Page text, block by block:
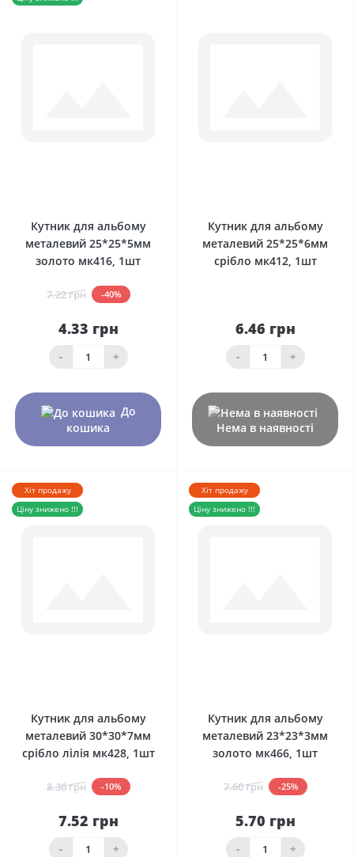
Кутник для альбому
металевий 25*25*5мм
золото мк416, 1шт
7.22 грн -40%
4.33 грн
- +
До
кошика
Кутник для альбому
металевий 25*25*6мм
срібло мк412, 1шт
6.46 грн
- +
Нема в наявності
Хіт продажу
Ціну знижено !!!
Кутник для альбому
металевий 30*30*7мм
срібло лілія мк428, 1шт
8.36 грн -10%
7.52 грн
- +
Хіт продажу
Ціну знижено !!!
Кутник для альбому
металевий 23*23*3мм
золото мк466, 1шт
7.60 грн -25%
5.70 грн
- +